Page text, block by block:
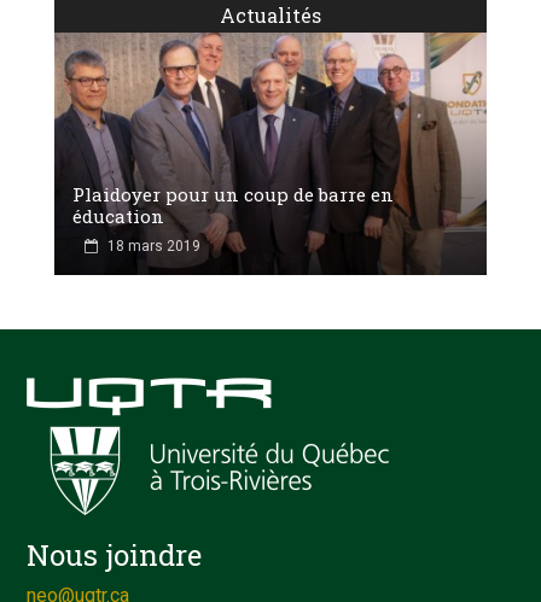
Actualités
Plaidoyer pour un coup de barre en
éducation
18 mars 2019
Nous joindre
neo@uqtr.ca